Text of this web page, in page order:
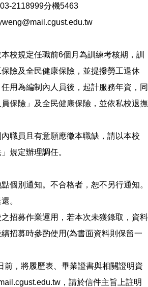
2118999分機5463
校規定任職前6個月為訓練考核期，訓
險及全民健康保險，並提撥勞工退休
用為編制內人員後，起計服務年資，同
保險」及全民健康保險，並依私校退撫
職員且有意願應徵本職缺，請以本校
規定辦理調任。
個別通知。不合格者，恕不另行通知。
。
之招募作業運用，若本次未獲錄取，資料
招募時參酌使用(為書面資料則保留一
前，將履歷表、畢業證書與相關證明資
，請於信件主旨上註明